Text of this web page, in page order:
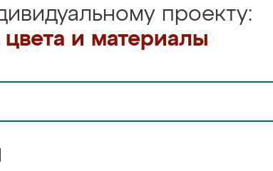
проекту:
и материалы